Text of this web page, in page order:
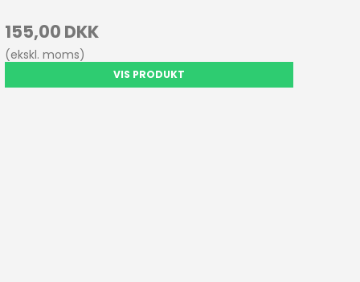
155,00 DKK
(ekskl. moms)
VIS PRODUKT